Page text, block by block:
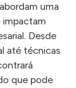
uma
impactam
Desde
até técnicas
que pode